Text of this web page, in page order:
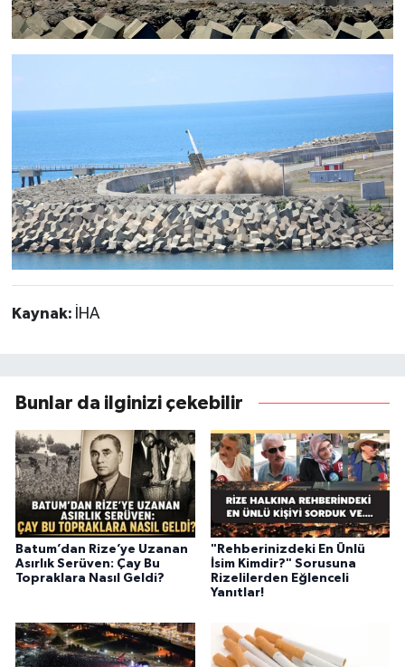
Kaynak: İHA
Bunlar da ilginizi çekebilir
Batum’dan Rize’ye Uzanan
Asırlık Serüven: Çay Bu
Topraklara Nasıl Geldi?
"Rehberinizdeki En Ünlü
İsim Kimdir?" Sorusuna
Rizelilerden Eğlenceli
Yanıtlar!